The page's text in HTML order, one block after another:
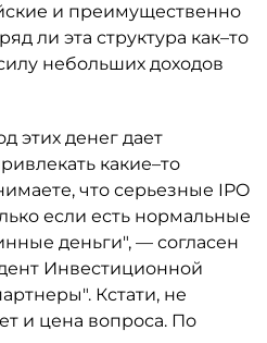
и преимущественно
ли эта структура как–то
небольших доходов
этих денег дает
какие–то
что серьезные IPO
если есть нормальные
деньги", — согласен
Инвестиционной
Кстати, не
и цена вопроса. По